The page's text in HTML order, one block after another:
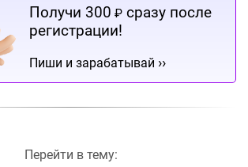
Получи 300 ₽ сразу после
регистрации!
Пиши и зарабатывай ››
Перейти в тему: